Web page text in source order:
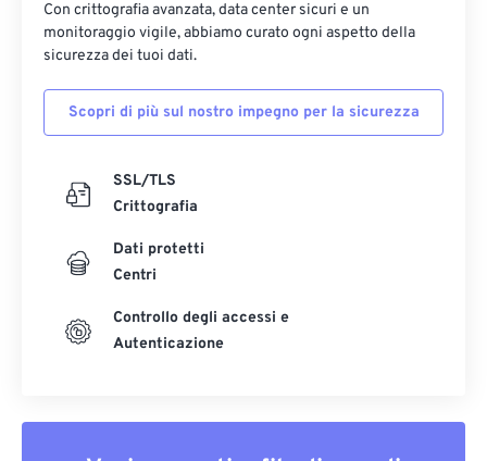
Con crittografia avanzata, data center sicuri e un
monitoraggio vigile, abbiamo curato ogni aspetto della
sicurezza dei tuoi dati.
Scopri di più sul nostro impegno per la sicurezza
SSL/TLS
Crittografia
Dati protetti
Centri
Controllo degli accessi e
Autenticazione